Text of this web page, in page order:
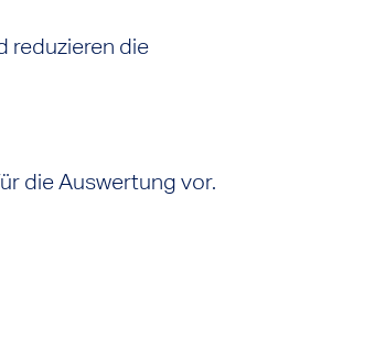
reduzieren die
die Auswertung vor.